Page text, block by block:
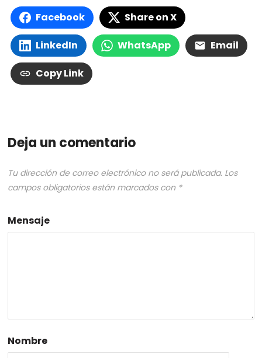
Facebook Share on X
LinkedIn WhatsApp Email
Copy Link
Deja un comentario
Tu dirección de correo electrónico no será publicada. Los
campos obligatorios están marcados con *
Mensaje
Nombre